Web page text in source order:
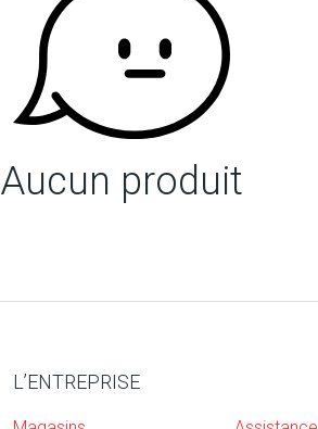
Aucun produit
L’ENTREPRISE